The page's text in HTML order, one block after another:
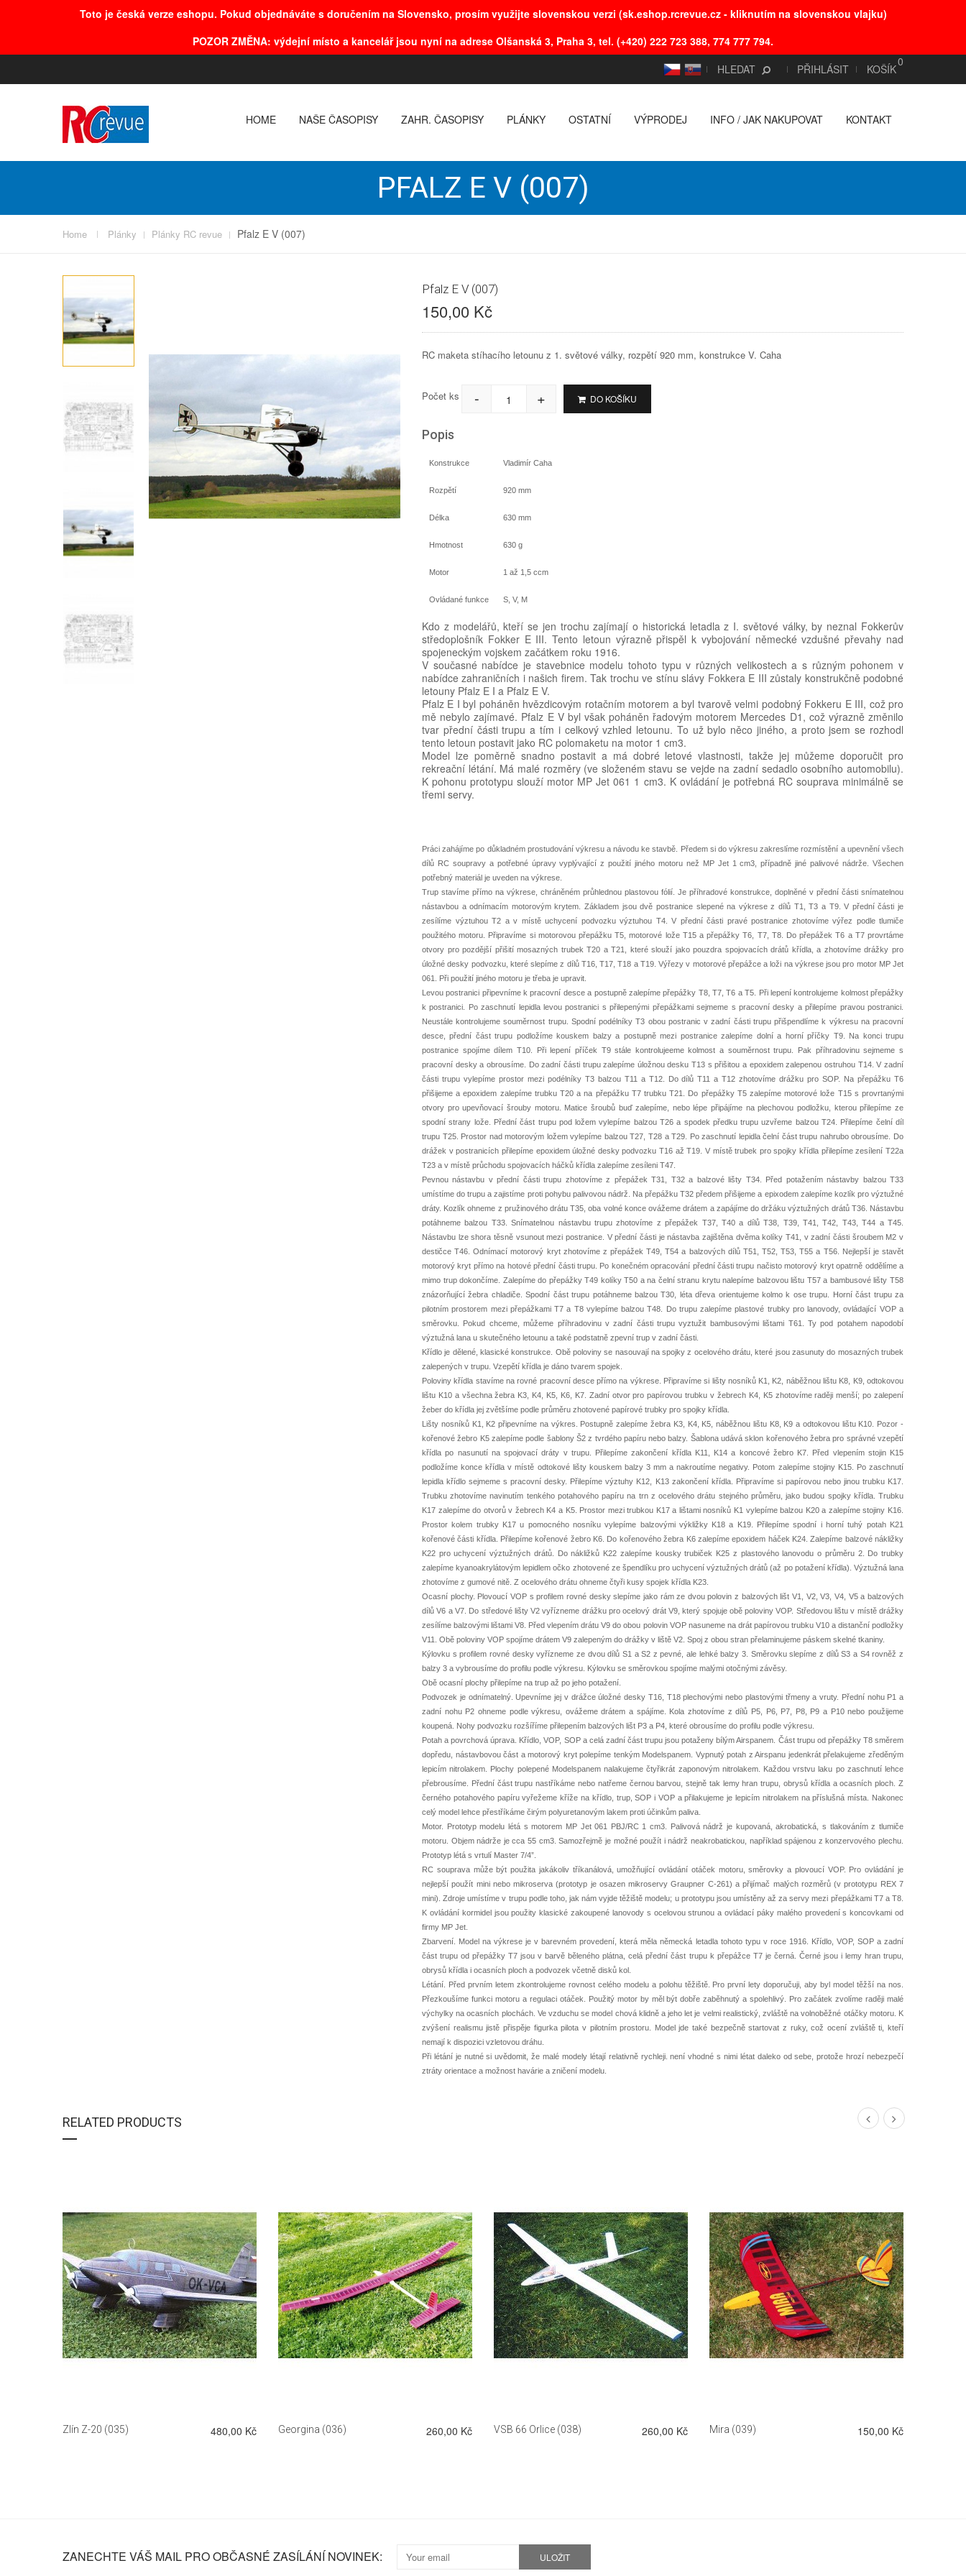
Toto je česká verze eshopu. Pokud objednáváte s doručením na Slovensko, prosím využijte slovenskou verzi (sk.eshop.rcrevue.cz - kliknutím na slovenskou vlajku)
POZOR ZMĚNA: výdejní místo a kancelář jsou nyní na adrese Olšanská 3, Praha 3, tel. (+420) 222 723 388, 774 777 794.
CS SK HLEDAT PŘIHLÁSIT KOŠÍK
0
HOME NAŠE ČASOPISY ZAHR. ČASOPISY PLÁNKY OSTATNÍ VÝPRODEJ INFO / JAK NAKUPOVAT KONTAKT
PFALZ E V (007)
Home Plánky Plánky RC revue Pfalz E V (007)
Pfalz E V (007)
150,00 Kč
RC maketa stíhacího letounu z 1. světové války, rozpětí 920 mm, konstrukce V. Caha
Počet ks - + DO KOŠÍKU
Popis
Konstrukce Vladimír Caha
Rozpětí 920 mm
Délka 630 mm
Hmotnost 630 g
Motor 1 až 1,5 ccm
Ovládané funkce S, V, M
Kdo z modelářů, kteří se jen trochu zajímají o historická letadla z I. světové války, by neznal Fokkerův
středoplošník Fokker E III. Tento letoun výrazně přispěl k vybojování německé vzdušné převahy nad
spojeneckým vojskem začátkem roku 1916.
V současné nabídce je stavebnice modelu tohoto typu v různých velikostech a s různým pohonem v
nabídce zahraničních i našich firem. Tak trochu ve stínu slávy Fokkera E III zůstaly konstrukčně podobné
letouny Pfalz E I a Pfalz E V.
Pfalz E I byl poháněn hvězdicovým rotačním motorem a byl tvarově velmi podobný Fokkeru E III, což pro
mě nebylo zajímavé. Pfalz E V byl však poháněn řadovým motorem Mercedes D1, což výrazně změnilo
tvar přední části trupu a tím i celkový vzhled letounu. To už bylo něco jiného, a proto jsem se rozhodl
tento letoun postavit jako RC polomaketu na motor 1 cm3.
Model lze poměrně snadno postavit a má dobré letové vlastnosti, takže jej můžeme doporučit pro
rekreační létání. Má malé rozměry (ve složeném stavu se vejde na zadní sedadlo osobního automobilu).
K pohonu prototypu slouží motor MP Jet 061 1 cm3. K ovládání je potřebná RC souprava minimálně se
třemi servy.
Práci zahájíme po důkladném prostudování výkresu a návodu ke stavbě. Předem si do výkresu zakreslíme rozmístění a upevnění všech
dílů RC soupravy a potřebné úpravy vyplývající z použití jiného motoru než MP Jet 1 cm3, případně jiné palivové nádrže. Všechen
potřebný materiál je uveden na výkrese.
Trup stavíme přímo na výkrese, chráněném průhlednou plastovou fólií. Je příhradové konstrukce, doplněné v přední části snímatelnou
nástavbou a odnímacím motorovým krytem. Základem jsou dvě postranice slepené na výkrese z dílů T1, T3 a T9. V přední části je
zesílíme výztuhou T2 a v místě uchycení podvozku výztuhou T4. V přední části pravé postranice zhotovíme výřez podle tlumiče
použitého motoru. Připravíme si motorovou přepážku T5, motorové lože T15 a přepážky T6, T7, T8. Do přepážek T6 a T7 provrtáme
otvory pro pozdější přišití mosazných trubek T20 a T21, které slouží jako pouzdra spojovacích drátů křídla, a zhotovíme drážky pro
úložné desky podvozku, které slepíme z dílů T16, T17, T18 a T19. Výřezy v motorové přepážce a loži na výkrese jsou pro motor MP Jet
061. Při použití jiného motoru je třeba je upravit.
Levou postranici připevníme k pracovní desce a postupně zalepíme přepážky T8, T7, T6 a T5. Při lepení kontrolujeme kolmost přepážky
k postranici. Po zaschnutí lepidla levou postranici s přilepenými přepážkami sejmeme s pracovní desky a přilepíme pravou postranici.
Neustále kontrolujeme souměrnost trupu. Spodní podélníky T3 obou postranic v zadní části trupu přišpendlíme k výkresu na pracovní
desce, přední část trupu podložíme kouskem balzy a postupně mezi postranice zalepíme dolní a horní příčky T9. Na konci trupu
postranice spojíme dílem T10. Při lepení příček T9 stále kontrolujeeme kolmost a souměrnost trupu. Pak příhradovinu sejmeme s
pracovní desky a obrousíme. Do zadní části trupu zalepíme úložnou desku T13 s přišitou a epoxidem zalepenou ostruhou T14. V zadní
části trupu vylepíme prostor mezi podélníky T3 balzou T11 a T12. Do dílů T11 a T12 zhotovíme drážku pro SOP. Na přepážku T6
přišijeme a epoxidem zalepíme trubku T20 a na přepážku T7 trubku T21. Do přepážky T5 zalepíme motorové lože T15 s provrtanými
otvory pro upevňovací šrouby motoru. Matice šroubů buď zalepíme, nebo lépe připájíme na plechovou podložku, kterou přilepíme ze
spodní strany lože. Přední část trupu pod ložem vylepíme balzou T26 a spodek předku trupu uzvřeme balzou T24. Přilepíme čelní díl
trupu T25. Prostor nad motorovým ložem vylepíme balzou T27, T28 a T29. Po zaschnutí lepidla čelní část trupu nahrubo obrousíme. Do
drážek v postranicích přilepíme epoxidem úložné desky podvozku T16 až T19. V místě trubek pro spojky křídla přilepíme zesílení T22a
T23 a v místě průchodu spojovacích háčků křídla zalepíme zesíleni T47.
Pevnou nástavbu v přední části trupu zhotovíme z přepážek T31, T32 a balzové lišty T34. Před potažením nástavby balzou T33
umístíme do trupu a zajistíme proti pohybu palivovou nádrž. Na přepážku T32 předem přišijeme a epixodem zalepíme kozlík pro výztužné
dráty. Kozlík ohneme z pružinového drátu T35, oba volné konce ovážeme drátem a zapájíme do držáku výztužných drátů T36. Nástavbu
potáhneme balzou T33. Snímatelnou nástavbu trupu zhotovíme z přepážek T37, T40 a dílů T38, T39, T41, T42, T43, T44 a T45.
Nástavbu lze shora těsně vsunout mezi postranice. V přední části je nástavba zajištěna dvěma kolíky T41, v zadní části šroubem M2 v
destičce T46. Odnímací motorový kryt zhotovíme z přepážek T49, T54 a balzových dílů T51, T52, T53, T55 a T56. Nejlepší je stavět
motorový kryt přímo na hotové přední části trupu. Po konečném opracování přední části trupu načisto motorový kryt opatrně oddělíme a
mimo trup dokončíme. Zalepíme do přepážky T49 kolíky T50 a na čelní stranu krytu nalepíme balzovou lištu T57 a bambusové lišty T58
znázorňující žebra chladiče. Spodní část trupu potáhneme balzou T30, léta dřeva orientujeme kolmo k ose trupu. Horní část trupu za
pilotním prostorem mezi přepážkami T7 a T8 vylepíme balzou T48. Do trupu zalepíme plastové trubky pro lanovody, ovládající VOP a
směrovku. Pokud chceme, můžeme příhradovinu v zadní části trupu vyztužit bambusovými lištami T61. Ty pod potahem napodobí
výztužná lana u skutečného letounu a také podstatně zpevní trup v zadní části.
Křídlo je dělené, klasické konstrukce. Obě poloviny se nasouvají na spojky z ocelového drátu, které jsou zasunuty do mosazných trubek
zalepených v trupu. Vzepětí křídla je dáno tvarem spojek.
Poloviny křídla stavíme na rovné pracovní desce přímo na výkrese. Připravíme si lišty nosníků K1, K2, náběžnou lištu K8, K9, odtokovou
lištu K10 a všechna žebra K3, K4, K5, K6, K7. Zadní otvor pro papírovou trubku v žebrech K4, K5 zhotovíme raději menší; po zalepení
žeber do křídla jej zvětšíme podle průměru zhotovené papírové trubky pro spojky křídla.
Lišty nosníků K1, K2 připevníme na výkres. Postupně zalepíme žebra K3, K4, K5, náběžnou lištu K8, K9 a odtokovou lištu K10. Pozor -
kořenové žebro K5 zalepíme podle šablony Š2 z tvrdého papíru nebo balzy. Šablona udává sklon kořenového žebra pro správné vzepětí
křídla po nasunutí na spojovací dráty v trupu. Přilepíme zakončení křídla K11, K14 a koncové žebro K7. Před vlepením stojin K15
podložíme konce křídla v místě odtokové lišty kouskem balzy 3 mm a nakroutíme negativy. Potom zalepíme stojiny K15. Po zaschnutí
lepidla křídlo sejmeme s pracovní desky. Přilepíme výztuhy K12, K13 zakončení křídla. Připravíme si papírovou nebo jinou trubku K17.
Trubku zhotovíme navinutím tenkého potahového papíru na trn z ocelového drátu stejného průměru, jako budou spojky křídla. Trubku
K17 zalepíme do otvorů v žebrech K4 a K5. Prostor mezi trubkou K17 a lištami nosníků K1 vylepíme balzou K20 a zalepíme stojiny K16.
Prostor kolem trubky K17 u pomocného nosníku vylepíme balzovými výkližky K18 a K19. Přilepíme spodní i horní tuhý potah K21
kořenové části křídla. Přilepíme kořenové žebro K6. Do kořenového žebra K6 zalepíme epoxidem háček K24. Zalepíme balzové nákližky
K22 pro uchycení výztužných drátů. Do nákližků K22 zalepíme kousky trubiček K25 z plastového lanovodu o průměru 2. Do trubky
zalepíme kyanoakrylátovým lepidlem očko zhotovené ze špendlíku pro uchycení výztužných drátů (až po potažení křídla). Výztužná lana
zhotovíme z gumové nitě. Z ocelového drátu ohneme čtyři kusy spojek křídla K23.
Ocasní plochy. Plovoucí VOP s profilem rovné desky slepíme jako rám ze dvou polovin z balzových lišt V1, V2, V3, V4, V5 a balzových
dílů V6 a V7. Do středové lišty V2 vyřízneme drážku pro ocelový drát V9, který spojuje obě poloviny VOP. Středovou lištu v místě drážky
zesílíme balzovými lištami V8. Před vlepením drátu V9 do obou polovin VOP nasuneme na drát papírovou trubku V10 a distanční podložky
V11. Obě poloviny VOP spojíme drátem V9 zalepeným do drážky v liště V2. Spoj z obou stran přelaminujeme páskem skelné tkaniny.
Kýlovku s profilem rovné desky vyřízneme ze dvou dílů S1 a S2 z pevné, ale lehké balzy 3. Směrovku slepíme z dílů S3 a S4 rovněž z
balzy 3 a vybrousíme do profilu podle výkresu. Kýlovku se směrovkou spojíme malými otočnými závěsy.
Obě ocasní plochy přilepíme na trup až po jeho potažení.
Podvozek je odnímatelný. Upevníme jej v drážce úložné desky T16, T18 plechovými nebo plastovými třmeny a vruty. Přední nohu P1 a
zadní nohu P2 ohneme podle výkresu, ovážeme drátem a spájíme. Kola zhotovíme z dílů P5, P6, P7, P8, P9 a P10 nebo použijeme
koupená. Nohy podvozku rozšíříme přilepením balzových lišt P3 a P4, které obrousíme do profilu podle výkresu.
Potah a povrchová úprava. Křídlo, VOP, SOP a celá zadní část trupu jsou potaženy bílým Airspanem. Část trupu od přepážky T8 směrem
dopředu, nástavbovou část a motorový kryt polepíme tenkým Modelspanem. Vypnutý potah z Airspanu jedenkrát přelakujeme zředěným
lepicím nitrolakem. Plochy polepené Modelspanem nalakujeme čtyřikrát zaponovým nitrolakem. Každou vrstvu laku po zaschnutí lehce
přebrousíme. Přední část trupu nastříkáme nebo natřeme černou barvou, stejně tak lemy hran trupu, obrysů křídla a ocasních ploch. Z
černého potahového papíru vyřežeme kříže na křídlo, trup, SOP i VOP a přilakujeme je lepicím nitrolakem na příslušná místa. Nakonec
celý model lehce přestříkáme čirým polyuretanovým lakem proti účinkům paliva.
Motor. Prototyp modelu létá s motorem MP Jet 061 PBJ/RC 1 cm3. Palivová nádrž je kupovaná, akrobatická, s tlakováním z tlumiče
motoru. Objem nádrže je cca 55 cm3. Samozřejmě je možné použít i nádrž neakrobatickou, například spájenou z konzervového plechu.
Prototyp létá s vrtulí Master 7/4”.
RC souprava může být použita jakákoliv tříkanálová, umožňující ovládání otáček motoru, směrovky a plovoucí VOP. Pro ovládání je
nejlepší použít mini nebo mikroserva (prototyp je osazen mikroservy Graupner C-261) a přijímač malých rozměrů (v prototypu REX 7
mini). Zdroje umístíme v trupu podle toho, jak nám vyjde těžiště modelu; u prototypu jsou umístěny až za servy mezi přepážkami T7 a T8.
K ovládání kormidel jsou použity klasické zakoupené lanovody s ocelovou strunou a ovládací páky malého provedení s koncovkami od
firmy MP Jet.
Zbarvení. Model na výkrese je v barevném provedení, která měla německá letadla tohoto typu v roce 1916. Křídlo, VOP, SOP a zadní
část trupu od přepážky T7 jsou v barvě běleného plátna, celá přední část trupu k přepážce T7 je černá. Černé jsou i lemy hran trupu,
obrysů křídla i ocasních ploch a podvozek včetně disků kol.
Létání. Před prvním letem zkontrolujeme rovnost celého modelu a polohu těžiště. Pro první lety doporučuji, aby byl model těžší na nos.
Přezkoušíme funkci motoru a regulaci otáček. Použitý motor by měl být dobře zaběhnutý a spolehlivý. Pro začátek zvolíme raději malé
výchylky na ocasních plochách. Ve vzduchu se model chová klidně a jeho let je velmi realistický, zvláště na volnoběžné otáčky motoru. K
zvýšení realismu jistě přispěje figurka pilota v pilotním prostoru. Model jde také bezpečně startovat z ruky, což ocení zvláště ti, kteří
nemají k dispozici vzletovou dráhu.
Při létání je nutné si uvědomit, že malé modely létají relativně rychleji. není vhodné s nimi létat daleko od sebe, protože hrozí nebezpečí
ztráty orientace a možnost havárie a zničení modelu.
RELATED PRODUCTS
Zlín Z-20 (035) 480,00 Kč
DETAIL
Georgina (036) 260,00 Kč
DETAIL
VSB 66 Orlice (038) 260,00 Kč
DETAIL
Mira (039) 150,00 Kč
DETAIL
ZANECHTE VÁŠ MAIL PRO OBČASNÉ ZASÍLÁNÍ NOVINEK: ULOŽIT